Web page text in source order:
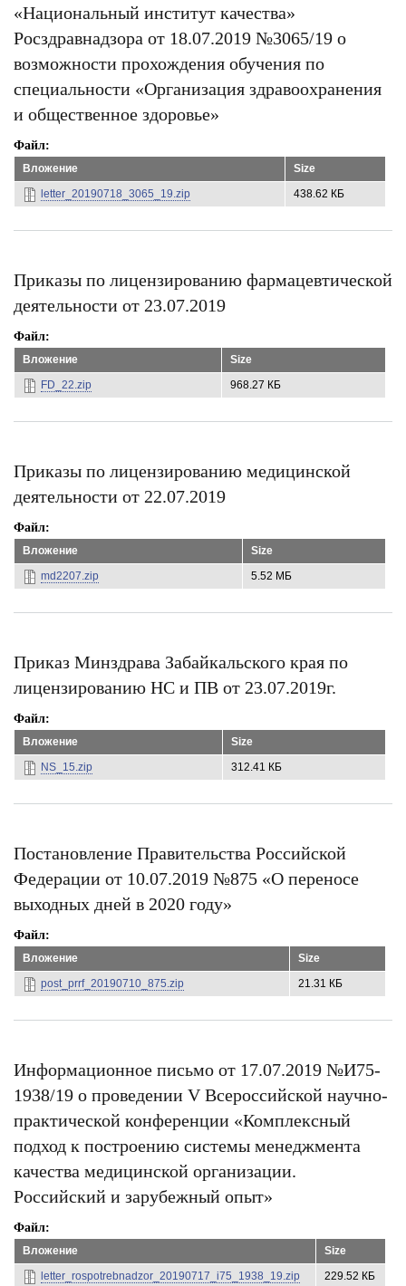
«Национальный институт качества»
Росздравнадзора от 18.07.2019 №3065/19 о
возможности прохождения обучения по
специальности «Организация здравоохранения
и общественное здоровье»
Файл
Вложение
Size
letter_20190718_3065_19.zip
438.62 КБ
Приказы по лицензированию фармацевтической
деятельности от 23.07.2019
Файл
Вложение
Size
FD_22.zip
968.27 КБ
Приказы по лицензированию медицинской
деятельности от 22.07.2019
Файл
Вложение
Size
md2207.zip
5.52 МБ
Приказ Минздрава Забайкальского края по
лицензированию НС и ПВ от 23.07.2019г.
Файл
Вложение
Size
NS_15.zip
312.41 КБ
Постановление Правительства Российской
Федерации от 10.07.2019 №875 «О переносе
выходных дней в 2020 году»
Файл
Вложение
Size
post_prrf_20190710_875.zip
21.31 КБ
Информационное письмо от 17.07.2019 №И75-
1938/19 о проведении V Всероссийской научно-
практической конференции «Комплексный
подход к построению системы менеджмента
качества медицинской организации.
Российский и зарубежный опыт»
Файл
Вложение
Size
letter_rospotrebnadzor_20190717_i75_1938_19.zip
229.52 КБ